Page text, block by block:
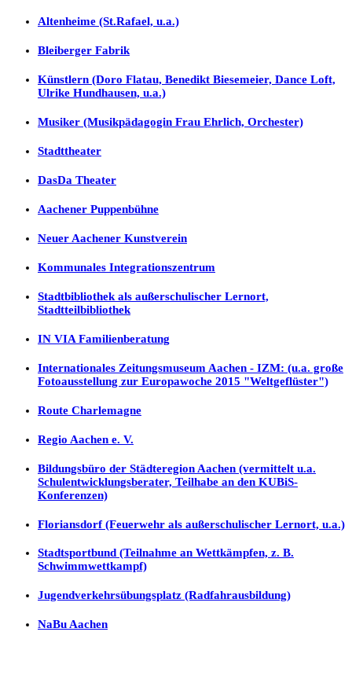
Altenheime (St.Rafael, u.a.)
Bleiberger Fabrik
Künstlern (Doro Flatau, Benedikt Biesemeier, Dance Loft,
Ulrike Hundhausen, u.a.)
Musiker (Musikpädagogin Frau Ehrlich, Orchester)
Stadttheater
DasDa Theater
Aachener Puppenbühne
Neuer Aachener Kunstverein
Kommunales Integrationszentrum
Stadtbibliothek als außerschulischer Lernort,
Stadtteilbibliothek
IN VIA Familienberatung
Internationales Zeitungsmuseum Aachen - IZM: (u.a. große
Fotoausstellung zur Europawoche 2015 "Weltgeflüster")
Route Charlemagne
Regio Aachen e. V.
Bildungsbüro der Städteregion Aachen (vermittelt u.a.
Schulentwicklungsberater, Teilhabe an den KUBiS-
Konferenzen)
Floriansdorf (Feuerwehr als außerschulischer Lernort, u.a.)
Stadtsportbund (Teilnahme an Wettkämpfen, z. B.
Schwimmwettkampf)
Jugendverkehrsübungsplatz (Radfahrausbildung)
NaBu Aachen